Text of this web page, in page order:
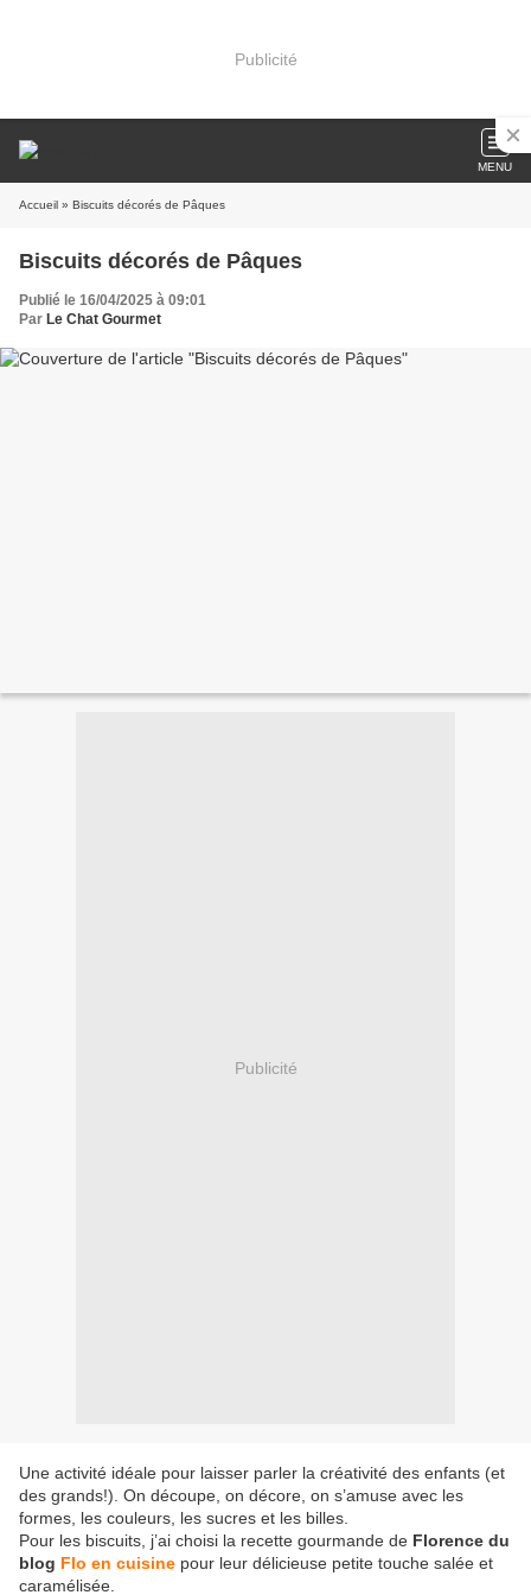
Publicité
MENU
Accueil » Biscuits décorés de Pâques
Biscuits décorés de Pâques
Publié le 16/04/2025 à 09:01
Par Le Chat Gourmet
Publicité
Une activité idéale pour laisser parler la créativité des enfants (et
des grands!). On découpe, on décore, on s’amuse avec les
formes, les couleurs, les sucres et les billes.
Pour les biscuits, j’ai choisi la recette gourmande de Florence du
blog Flo en cuisine pour leur délicieuse petite touche salée et
caramélisée.